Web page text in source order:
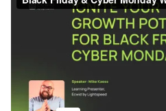
Webinar Black Friday e
Ecwid por Lightspeedon